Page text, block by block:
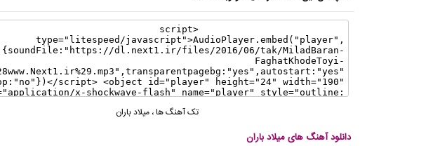
تک آهنگ ها، میلاد باران
دانلود آهنگ های میلاد باران